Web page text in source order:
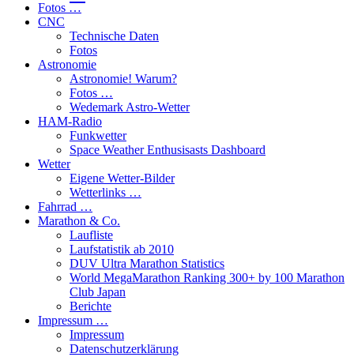
Fotos …
CNC
Technische Daten
Fotos
Astronomie
Astronomie! Warum?
Fotos …
Wedemark Astro-Wetter
HAM-Radio
Funkwetter
Space Weather Enthusisasts Dashboard
Wetter
Eigene Wetter-Bilder
Wetterlinks …
Fahrrad …
Marathon & Co.
Laufliste
Laufstatistik ab 2010
DUV Ultra Marathon Statistics
World MegaMarathon Ranking 300+ by 100 Marathon
Club Japan
Berichte
Impressum …
Impressum
Datenschutzerklärung